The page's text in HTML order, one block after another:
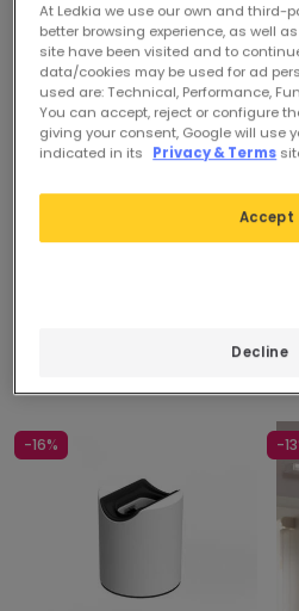
16,09 €
Armatuur voor Badkamer
-16% -
At Ledkia we use our own and third-
better browsing experience, as well
site have been visited and to
data/cookies may be used for ad
used are: Technical, Performance,
You can accept, reject or configure
giving your consent, Google will use
indicated in its
Privacy & Terms
Decline
Accept